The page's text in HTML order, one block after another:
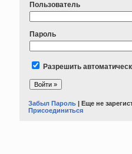
Пользователь
Пароль
Разрешить
Забыл Пароль | Еще не
Присоединиться